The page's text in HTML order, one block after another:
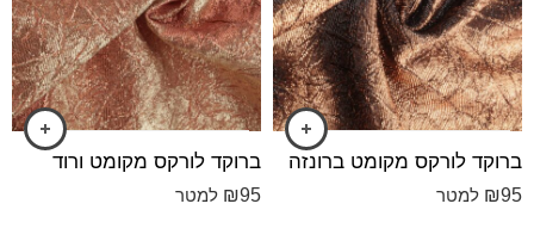
ברוקד לורקס מקומט ברונזה
₪95 למטר
ברוקד לורקס מקומט ורוד
₪95 למטר